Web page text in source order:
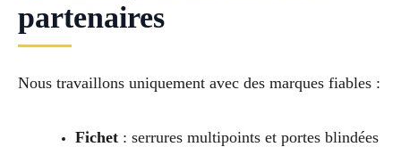
partenaires
Nous travaillons uniquement avec des marques fiables :
Fichet: serrures multipoints et portes blindées